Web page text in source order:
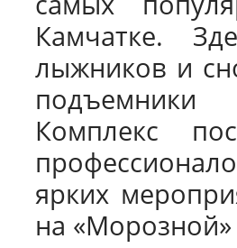
Камчатке.
лыжников и
Комплекс
ярких
на